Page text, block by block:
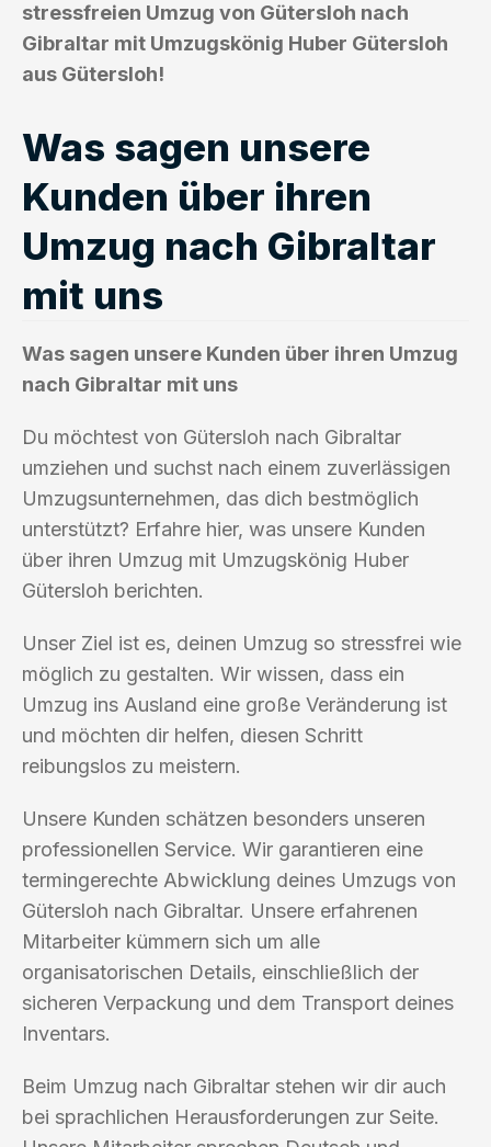
stressfreien Umzug von Gütersloh nach
Gibraltar mit Umzugskönig Huber Gütersloh
aus Gütersloh!
Was sagen unsere
Kunden über ihren
Umzug nach Gibraltar
mit uns
Was sagen unsere Kunden über ihren Umzug
nach Gibraltar mit uns
Du möchtest von Gütersloh nach Gibraltar
umziehen und suchst nach einem zuverlässigen
Umzugsunternehmen, das dich bestmöglich
unterstützt? Erfahre hier, was unsere Kunden
über ihren Umzug mit Umzugskönig Huber
Gütersloh berichten.
Unser Ziel ist es, deinen Umzug so stressfrei wie
möglich zu gestalten. Wir wissen, dass ein
Umzug ins Ausland eine große Veränderung ist
und möchten dir helfen, diesen Schritt
reibungslos zu meistern.
Unsere Kunden schätzen besonders unseren
professionellen Service. Wir garantieren eine
termingerechte Abwicklung deines Umzugs von
Gütersloh nach Gibraltar. Unsere erfahrenen
Mitarbeiter kümmern sich um alle
organisatorischen Details, einschließlich der
sicheren Verpackung und dem Transport deines
Inventars.
Beim Umzug nach Gibraltar stehen wir dir auch
bei sprachlichen Herausforderungen zur Seite.